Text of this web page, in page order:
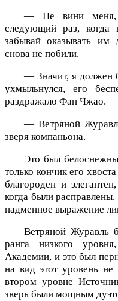
— Не вини меня,
следующий раз, когда
забывай оказывать им
снова не побили.
— Значит, я должен
ухмыльнулся, его
раздражало Фан Чжао.
— Ветряной
зверя компаньона.
Это был
только кончик его
благороден и
когда были
надменное выражение
Ветряной Журавль
ранга низкого
Академии, и это был
на вид этот уровень
втором уровне
зверь были мощным